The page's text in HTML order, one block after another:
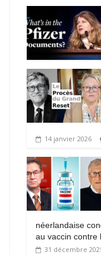
14 janvier 2026
néerlandaise
au vaccin contre
31 décembre